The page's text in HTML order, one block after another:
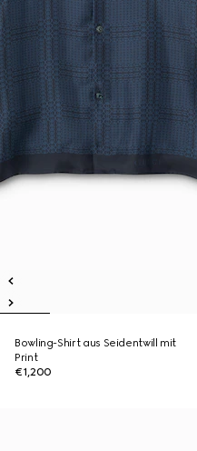
Bowling-Shirt aus Seidentwill mit
Print
€1,200